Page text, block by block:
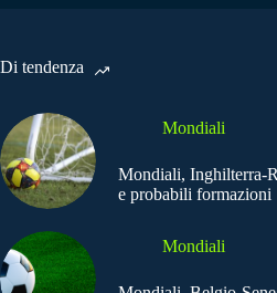
Di tendenza
Mondiali
Mondiali, Inghilterra-
e probabili formazioni
Mondiali